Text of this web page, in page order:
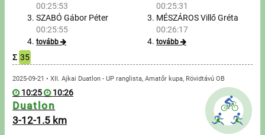
Hírek
Útmutató
GY.I.K.
Időmérés
00:25:53
SZABÓ Gábor Péter
00:25:55
tovább
00:25:31
MÉSZÁROS Villő Gréta
00:26:17
tovább
Σ 35
2025-09-21 • XII. Ajkai Duatlon - UP ranglista, Amatőr kupa, Rövidtávú OB
10:25 10:26
Duatlon
3-12-1.5 km